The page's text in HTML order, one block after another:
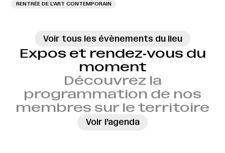
RENTRÉE DE L'ART CONTEMPORAIN
Voir tous les évènements du lieu
Expos et rendez‑vous du
moment
Découvrez la
programmation de nos
membres sur le territoire
Voir l’agenda